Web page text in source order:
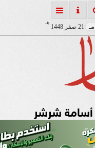
21 صفر 1448
هـ
أسامة شرشر